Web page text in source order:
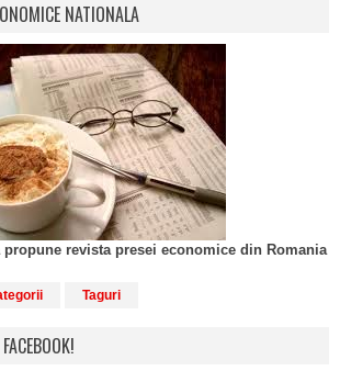
NATIONALA
propune revista presei economice din Romania
Taguri